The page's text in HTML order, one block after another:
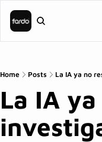
Home Posts La IA ya no
La IA